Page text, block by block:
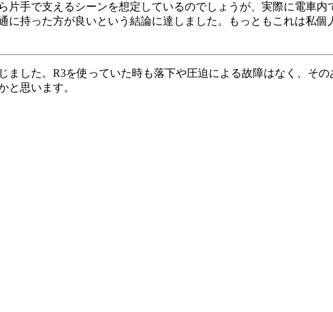
手で支えるシーンを想定しているのでしょうが、実際に電車
持った方が良いという結論に達しました。もっともこれは私
した。R3を使っていた時も落下や圧迫による故障はなく、そ
と思います。